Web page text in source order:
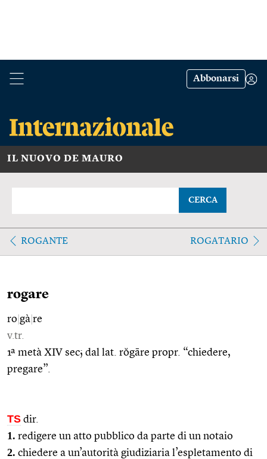
Abbonarsi
IL NUOVO DE MAURO
CERCA
ROGANTE ROGATARIO
rogare
ro gà re
v.tr.
1ª metà XIV sec; dal lat. rŏgāre propr. “chiedere,
pregare”.
TS dir.
1. redigere un atto pubblico da parte di un notaio
2. chiedere a un’autorità giudiziaria l’espletamento di